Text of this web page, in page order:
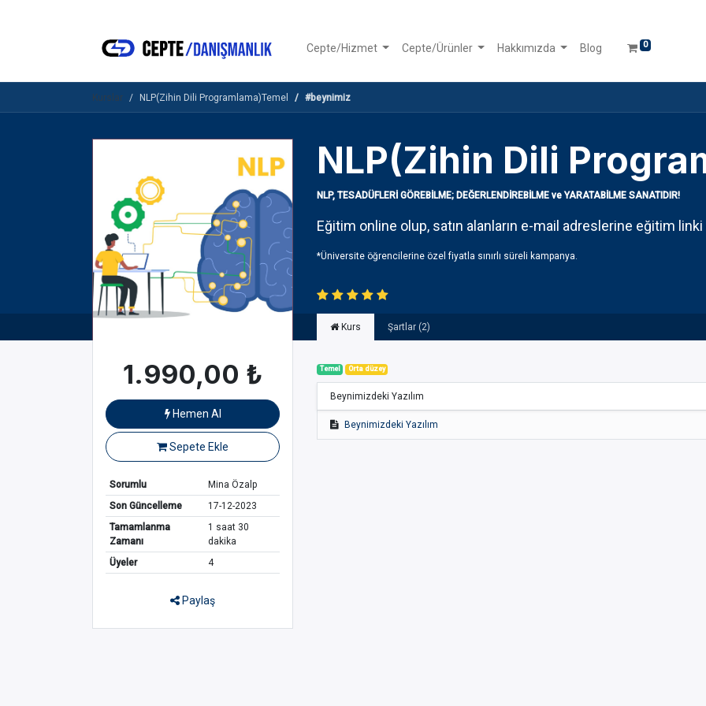
Cepte/Hizmet Cepte/Ürünler Hakkımızda Blog 0
Kurslar NLP(Zihin Dili Programlama)Temel #beynimiz
NLP(Zihin Dili
NLP, TESADÜFLERİ GÖREBİLME; DEĞERLENDİREBİLME ve YARATABİLME SANATIDIR!
Eğitim online olup, satın alanların e-mail adreslerine eğitim
*Üniversite öğrencilerine özel fiyatla sınırlı süreli kampanya.
1.990,00 ₺
Hemen Al
Sepete Ekle
Sorumlu
Mina Özalp
Son Güncelleme
17-12-2023
Tamamlanma
Zamanı
1 saat 30
dakika
Üyeler
4
Paylaş
Kurs Şartlar (2)
Temel Orta düzey
Beynimizdeki Yazılım
Beynimizdeki Yazılım